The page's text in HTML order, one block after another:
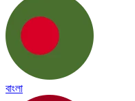
বাংলা